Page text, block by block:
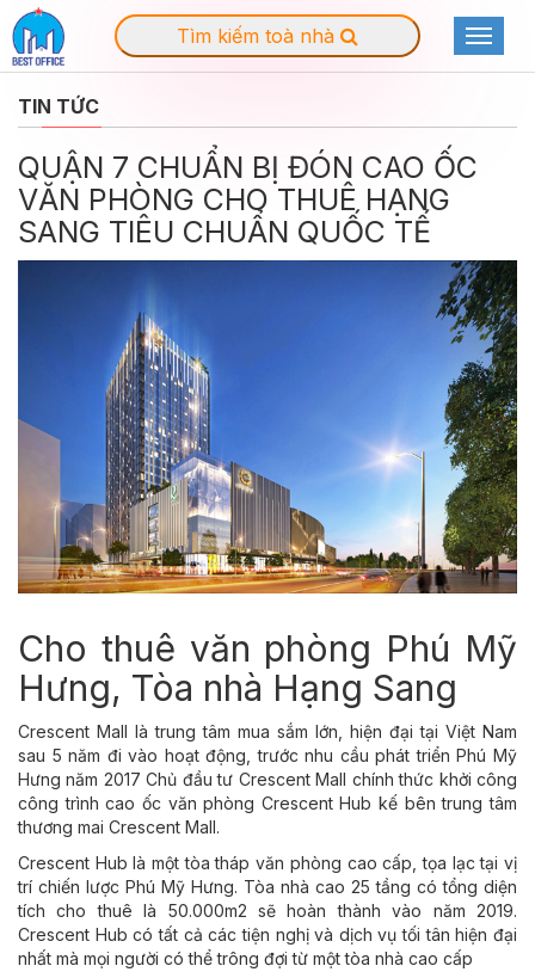
Tìm kiếm toà nhà
Toggle
TIN TỨC
QUẬN 7 CHUẨN BỊ ĐÓN CAO ỐC
VĂN PHÒNG CHO THUÊ HẠNG
SANG TIÊU CHUẨN QUỐC TẾ
Cho thuê văn phòng Phú Mỹ
Hưng, Tòa nhà Hạng Sang
Crescent Mall là trung tâm mua sắm lớn, hiện đại tại Việt Nam
sau 5 năm đi vào hoạt động, trước nhu cầu phát triển Phú Mỹ
Hưng năm 2017 Chủ đầu tư Crescent Mall chính thức khởi công
công trình cao ốc văn phòng Crescent Hub kế bên trung tâm
thương mai Crescent Mall.
Crescent Hub là một tòa tháp văn phòng cao cấp, tọa lạc tại vị
trí chiến lược Phú Mỹ Hưng. Tòa nhà cao 25 tầng có tổng diện
tích cho thuê là 50.000m2 sẽ hoàn thành vào năm 2019.
Crescent Hub có tất cả các tiện nghị và dịch vụ tối tân hiện đại
nhất mà mọi người có thể trông đợi từ một tòa nhà cao cấp